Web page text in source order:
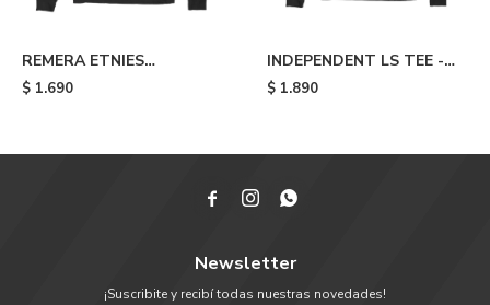
REMERA ETNIES
DYSTOPIA - Black
$ 1.690
INDEPENDENT LS TEE -
Black
$ 1.890
  
Newsletter
¡Suscribite y recibí todas nuestras novedades!